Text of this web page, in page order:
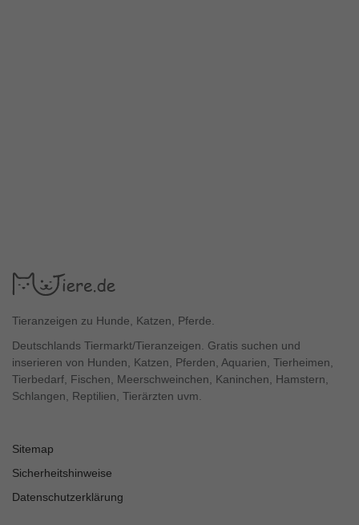
Tieranzeigen zu Hunde, Katzen, Pferde.
Deutschlands Tiermarkt/Tieranzeigen. Gratis suchen und
inserieren von Hunden, Katzen, Pferden, Aquarien, Tierheimen,
Tierbedarf, Fischen, Meerschweinchen, Kaninchen, Hamstern,
Schlangen, Reptilien, Tierärzten uvm.
Sitemap
Sicherheitshinweise
Datenschutzerklärung